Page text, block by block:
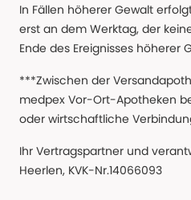
In Fällen höherer Gewalt
erst an dem Werktag, der
Ende des Ereignisses höherer
***Zwischen der
medpex Vor-Ort-Apotheken
oder wirtschaftliche
Ihr Vertragspartner und
Heerlen, KVK-Nr.14066093